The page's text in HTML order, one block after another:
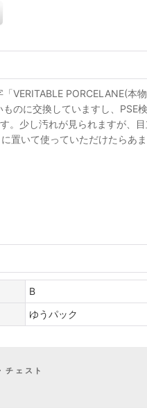
PORCELANE(本
のに交換していますし、PSE
少し汚れが見られますが、
いて使っていただけたらあ
B
ゆうパック
チェスト